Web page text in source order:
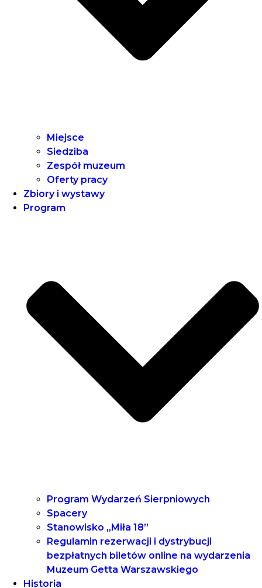
Miejsce
Siedziba
Zespół muzeum
Oferty pracy
Zbiory i wystawy
Program
Program Wydarzeń Sierpniowych
Spacery
Stanowisko „Miła 18”
Regulamin rezerwacji i dystrybucji
bezpłatnych biletów online na wydarzenia
Muzeum Getta Warszawskiego
Historia